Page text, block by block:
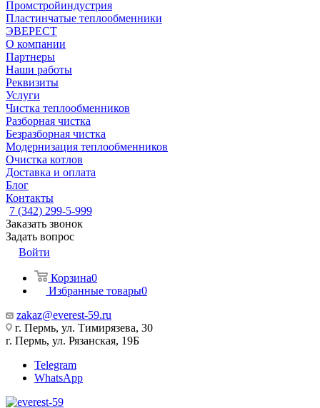
Промстройиндустрия
Пластинчатые теплообменники
ЭВЕРЕСТ
О компании
Партнеры
Наши работы
Реквизиты
Услуги
Чистка теплообменников
Разборная чистка
Безразборная чистка
Модернизация теплообменников
Очистка котлов
Доставка и оплата
Блог
Контакты
7 (342) 299-5-999
Заказать звонок
Задать вопрос
Войти
Корзина0
Избранные товары0
zakaz@everest-59.ru
г. Пермь, ул. Тимирязева, 30
г. Пермь, ул. Рязанская, 19Б
Telegram
WhatsApp